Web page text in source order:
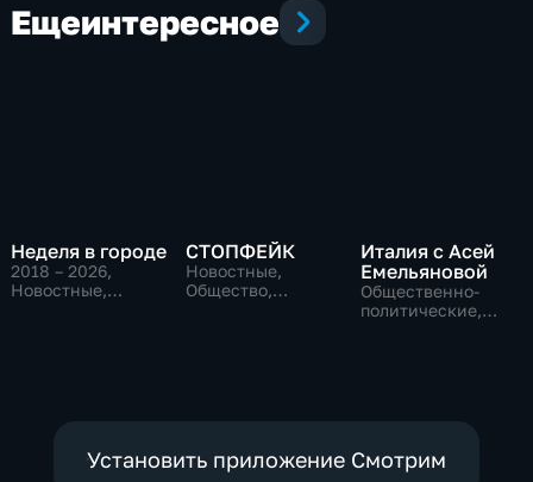
Ещеинтересное
Неделя в городе
2018 – 2026,
Новостные,
СТОПФЕЙК
Новостные,
Общество,
Италия с Асей
Емельяновой
Общественно-
политические,
Установить приложение Смотрим